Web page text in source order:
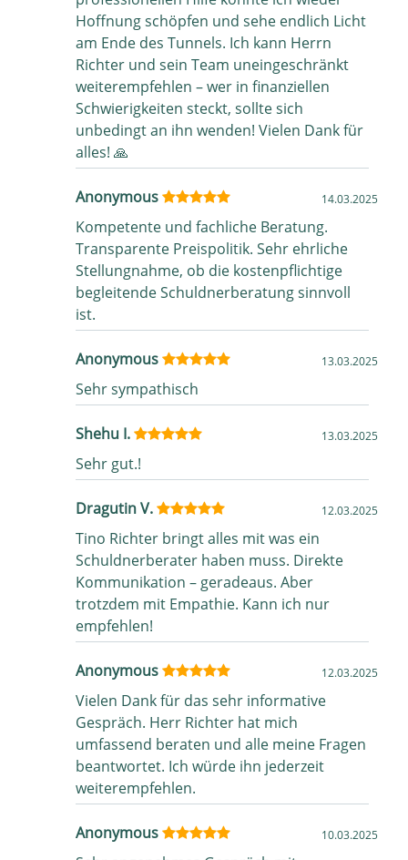
Hoffnung schöpfen und sehe endlich Licht
am Ende des Tunnels. Ich kann Herrn
Richter und sein Team uneingeschränkt
weiterempfehlen – wer in finanziellen
Schwierigkeiten steckt, sollte sich
unbedingt an ihn wenden! Vielen Dank für
alles! 🙏
Anonymous 14.03.2025
Kompetente und fachliche Beratung.
Transparente Preispolitik. Sehr ehrliche
Stellungnahme, ob die kostenpflichtige
begleitende Schuldnerberatung sinnvoll
ist.
Anonymous 13.03.2025
Sehr sympathisch
Shehu I. 13.03.2025
Sehr gut.!
Dragutin V. 12.03.2025
Tino Richter bringt alles mit was ein
Schuldnerberater haben muss. Direkte
Kommunikation – geradeaus. Aber
trotzdem mit Empathie. Kann ich nur
empfehlen!
Anonymous 12.03.2025
Vielen Dank für das sehr informative
Gespräch. Herr Richter hat mich
umfassend beraten und alle meine Fragen
beantwortet. Ich würde ihn jederzeit
weiterempfehlen.
Anonymous 10.03.2025